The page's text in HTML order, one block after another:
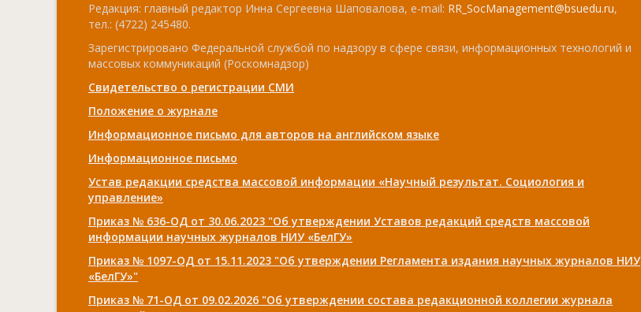
Редакция: главный редактор Инна Сергеевна Шаповалова, e-mail: RR_SocManagement@bsuedu.ru,
тел.: (4722) 245480.
Зарегистрировано Федеральной службой по надзору в сфере связи, информационных технологий и
массовых коммуникаций (Роскомнадзор)
Свидетельство о регистрации СМИ
Положение о журнале
Информационное письмо для авторов на английском языке
Информационное письмо
Устав редакции средства массовой информации «Научный результат. Социология и
управление»
Приказ № 636-ОД от 30.06.2023 "Об утверждении Уставов редакций средств массовой
информации научных журналов НИУ «БелГУ»
Приказ № 1097-ОД от 15.11.2023 "Об утверждении Регламента издания научных журналов НИУ
«БелГУ»"
Приказ № 71-ОД от 09.02.2026 "Об утверждении состава редакционной коллегии журнала